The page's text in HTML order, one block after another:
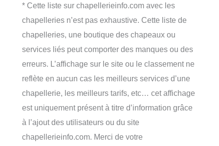
* Cette liste sur chapellerieinfo.com avec les
chapelleries n’est pas exhaustive. Cette liste de
chapelleries, une boutique des chapeaux ou
services liés peut comporter des manques ou des
erreurs. L’affichage sur le site ou le classement ne
reflète en aucun cas les meilleurs services d’une
chapellerie, les meilleurs tarifs, etc… cet affichage
est uniquement présent à titre d’information grâce
à l’ajout des utilisateurs ou du site
chapellerieinfo.com. Merci de votre